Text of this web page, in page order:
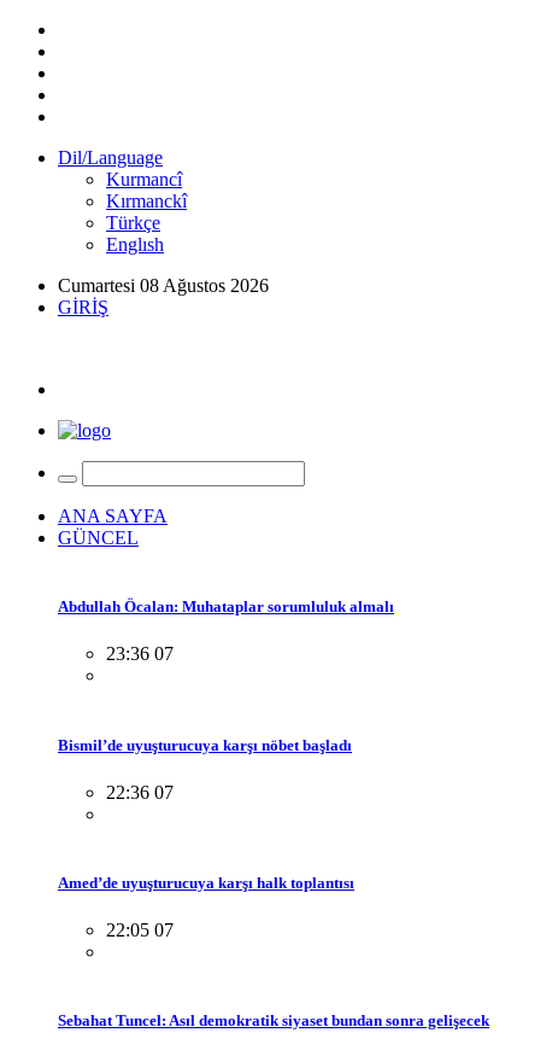
Dil/Language
Kurmancî
Kırmanckî
Türkçe
Englısh
Cumartesi 08 Ağustos 2026
GİRİŞ
ANA SAYFA
GÜNCEL
Abdullah Öcalan: Muhataplar sorumluluk almalı
23:36 07
Bismil’de uyuşturucuya karşı nöbet başladı
22:36 07
Amed’de uyuşturucuya karşı halk toplantısı
22:05 07
Sebahat Tuncel: Asıl demokratik siyaset bundan sonra gelişecek